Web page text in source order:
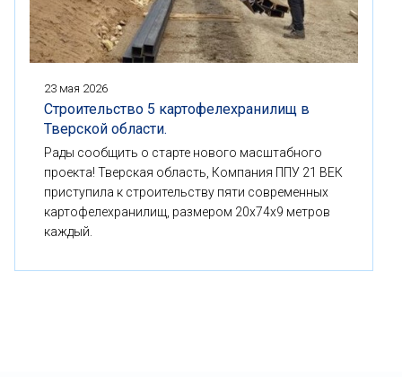
23 мая 2026
Строительство 5 картофелехранилищ в
Тверской области.
Рады сообщить о старте нового масштабного
проекта! Тверская область, Компания ППУ 21 ВЕК
приступила к строительству пяти современных
картофелехранилищ, размером 20x74x9 метров
каждый.